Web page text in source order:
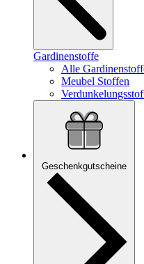
Gardinenstoffe
Alle
Meubel Stoffen
Geschenkgutscheine